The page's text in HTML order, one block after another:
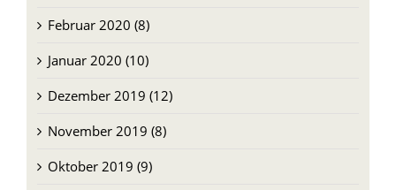
Februar 2020 (8)
Januar 2020 (10)
Dezember 2019 (12)
November 2019 (8)
Oktober 2019 (9)